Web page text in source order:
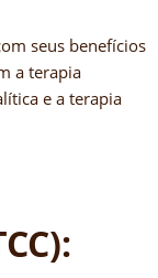
seus benefícios
a terapia
e a terapia